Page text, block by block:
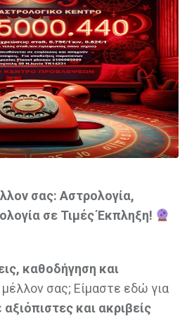
σας: Αστρολογία,
σε Τιμές Έκπληξη!
καθοδήγηση και
μέλλον σας; Είμαστε εδώ για
αξιόπιστες και ακριβείς